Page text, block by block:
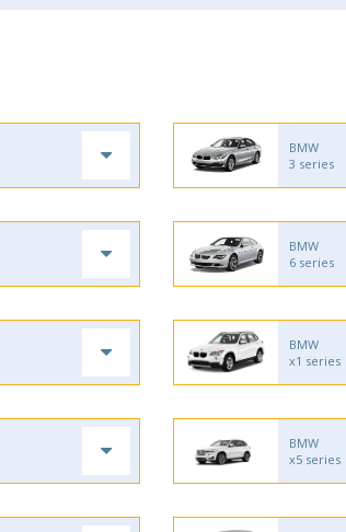
BMW
3 series
BMW
6 series
BMW
x1 series
BMW
x5 series